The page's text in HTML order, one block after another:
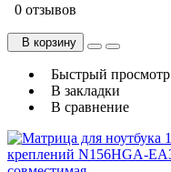
0 отзывов
В корзину
Быстрый просмотр
В закладки
В сравнение